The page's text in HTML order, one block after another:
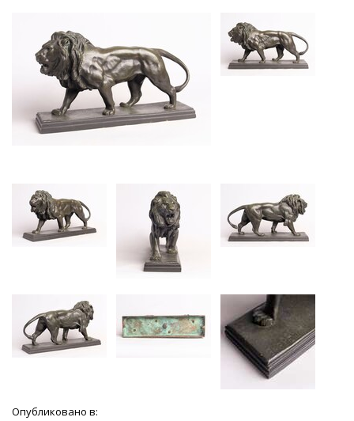
Опубликовано в: